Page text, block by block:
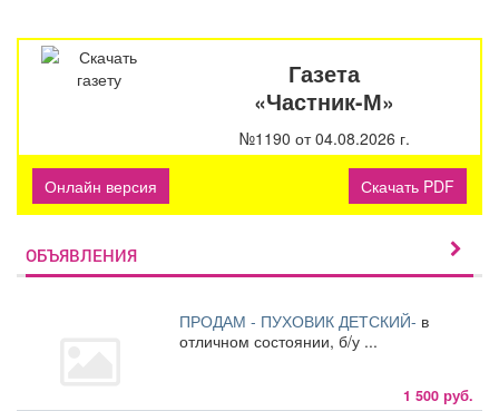
Газета
«Частник-М»
№1190 от 04.08.2026 г.
Онлайн версия Скачать PDF
ОБЪЯВЛЕНИЯ
ПРОДАМ - ПУХОВИК ДЕТСКИЙ- в
отличном состоянии, б/у ...
1 500 руб.